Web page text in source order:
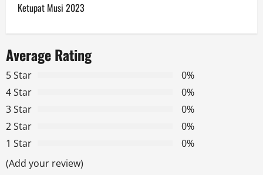
n
a
v
i
g
a
t
Ketupat Musi 2023
Average Rating
5 Star
0%
4 Star
0%
3 Star
0%
2 Star
0%
1 Star
0%
(Add your review)